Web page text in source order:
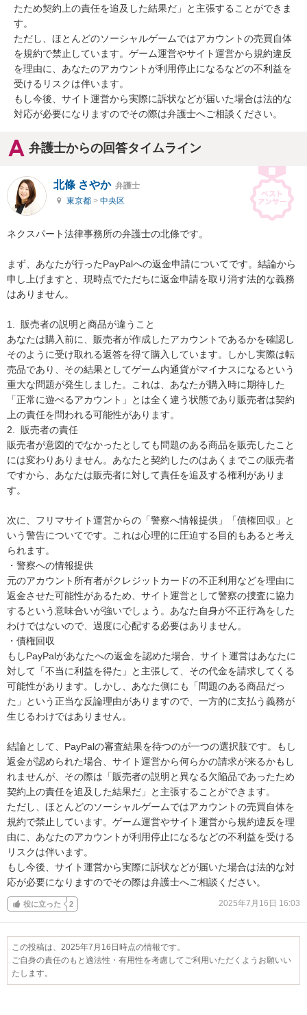
たため契約上の責任を追及した結果だ」と主張することができま
す。
ただし、ほとんどのソーシャルゲームではアカウントの売買自体
を規約で禁止しています。ゲーム運営やサイト運営から規約違反
を理由に、あなたのアカウントが利用停止になるなどの不利益を
受けるリスクは伴います。
もし今後、サイト運営から実際に訴状などが届いた場合は法的な
対応が必要になりますのでその際は弁護士へご相談ください。
弁護士からの回答タイムライン
北條 さやか 弁護士
東京都 > 中央区
ネクスパート法律事務所の弁護士の北條です。
まず、あなたが行ったPayPalへの返金申請についてです。結論から
申し上げますと、現時点でただちに返金申請を取り消す法的な義務
はありません。
1.  販売者の説明と商品が違うこと
あなたは購入前に、販売者が作成したアカウントであるかを確認し
そのように受け取れる返答を得て購入しています。しかし実際は転
売品であり、その結果としてゲーム内通貨がマイナスになるという
重大な問題が発生しました。これは、あなたが購入時に期待した
「正常に遊べるアカウント」とは全く違う状態であり販売者は契約
上の責任を問われる可能性があります。
2.  販売者の責任
販売者が意図的でなかったとしても問題のある商品を販売したこと
には変わりありません。あなたと契約したのはあくまでこの販売者
ですから、あなたは販売者に対して責任を追及する権利がありま
す。
次に、フリマサイト運営からの「警察へ情報提供」「債権回収」と
いう警告についてです。これは心理的に圧迫する目的もあると考え
られます。
・警察への情報提供
元のアカウント所有者がクレジットカードの不正利用などを理由に
返金させた可能性があるため、サイト運営として警察の捜査に協力
するという意味合いが強いでしょう。あなた自身が不正行為をした
わけではないので、過度に心配する必要はありません。
・債権回収
もしPayPalがあなたへの返金を認めた場合、サイト運営はあなたに
対して「不当に利益を得た」と主張して、その代金を請求してくる
可能性があります。しかし、あなた側にも「問題のある商品だっ
た」という正当な反論理由がありますので、一方的に支払う義務が
生じるわけではありません。
結論として、PayPalの審査結果を待つのが一つの選択肢です。もし
返金が認められた場合、サイト運営から何らかの請求が来るかもし
れませんが、その際は「販売者の説明と異なる欠陥品であったため
契約上の責任を追及した結果だ」と主張することができます。
ただし、ほとんどのソーシャルゲームではアカウントの売買自体を
規約で禁止しています。ゲーム運営やサイト運営から規約違反を理
由に、あなたのアカウントが利用停止になるなどの不利益を受ける
リスクは伴います。
もし今後、サイト運営から実際に訴状などが届いた場合は法的な対
応が必要になりますのでその際は弁護士へご相談ください。
役に立った 2 2025年7月16日 16:03
この投稿は、2025年7月16日時点の情報です。
ご自身の責任のもと適法性・有用性を考慮してご利用いただくようお願いい
たします。